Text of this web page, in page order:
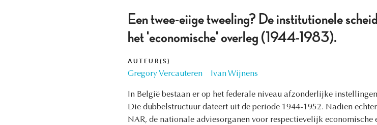
Een twee-eiige tweeling? De institutionele
het 'economische' overleg (1944-1983).
AUTEUR(S)
Gregory Vercauteren Ivan Wijnens
In België bestaan er op het federale niveau afzonderlijke
Die dubbelstructuur dateert uit de periode 1944-1952. Nadien
NAR, de nationale adviesorganen voor respectievelijk